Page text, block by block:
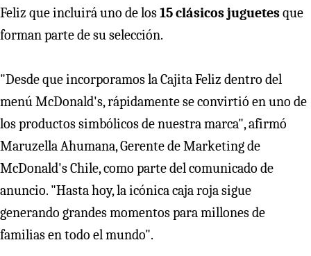
Feliz que incluirá uno de los15 clásicos juguetesque
forman parte de su selección.
"Desde que incorporamos la Cajita Feliz dentro del
menú McDonald's, rápidamente se convirtió en uno de
los productos simbólicos de nuestra marca", afirmó
Maruzella Ahumana, Gerente de Marketing de
McDonald's Chile, como parte del comunicado de
anuncio. "Hasta hoy, la icónica caja roja sigue
generando grandes momentos para millones de
familias en todo el mundo".